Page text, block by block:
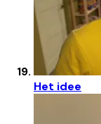
Het idee